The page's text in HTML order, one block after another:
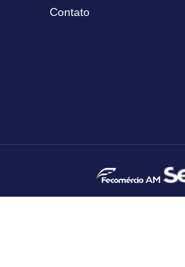
Contato